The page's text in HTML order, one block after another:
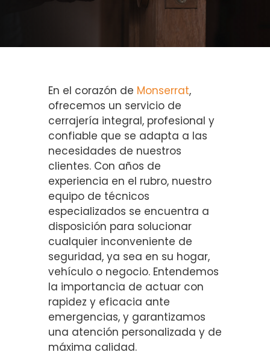
En el corazón de Monserrat,
ofrecemos un servicio de
cerrajería integral, profesional y
confiable que se adapta a las
necesidades de nuestros
clientes. Con años de
experiencia en el rubro, nuestro
equipo de técnicos
especializados se encuentra a
disposición para solucionar
cualquier inconveniente de
seguridad, ya sea en su hogar,
vehículo o negocio. Entendemos
la importancia de actuar con
rapidez y eficacia ante
emergencias, y garantizamos
una atención personalizada y de
máxima calidad.